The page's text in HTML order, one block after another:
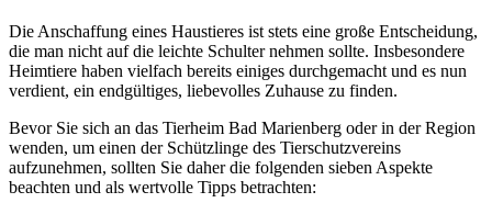
Die Anschaffung eines Haustieres ist stets eine große Entscheidung,
die man nicht auf die leichte Schulter nehmen sollte. Insbesondere
Heimtiere haben vielfach bereits einiges durchgemacht und es nun
verdient, ein endgültiges, liebevolles Zuhause zu finden.
Bevor Sie sich an das Tierheim Bad Marienberg oder in der Region
wenden, um einen der Schützlinge des Tierschutzvereins
aufzunehmen, sollten Sie daher die folgenden sieben Aspekte
beachten und als wertvolle Tipps betrachten: